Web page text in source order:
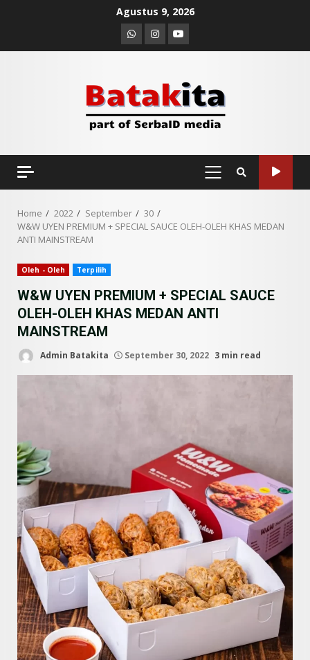
Agustus 9, 2026
Whatsapp
Instagram
Youtube
PRIMARY
Home 2022 September
30
W&W UYEN PREMIUM + SPECIAL SAUCE OLEH-OLEH KHAS MEDAN
ANTI MAINSTREAM
Oleh - Oleh Terpilih
W&W UYEN PREMIUM + SPECIAL SAUCE
OLEH-OLEH KHAS MEDAN ANTI
MAINSTREAM
Admin Batakita September 30, 2022 3 min read